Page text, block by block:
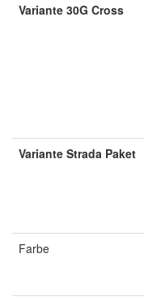
Variante 30G Cross
Variante Strada Paket
Farbe